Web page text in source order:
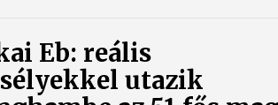
Eb: reális
utazik